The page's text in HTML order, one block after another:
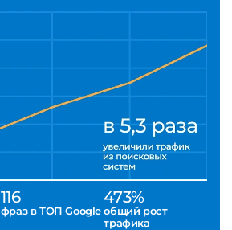
116
фраз в ТОП Google
473%
общий рост
трафика